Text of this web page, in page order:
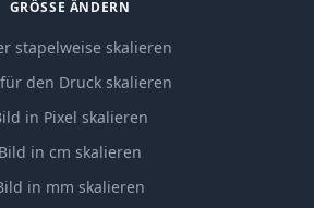
GRÖSSE ÄNDERN
stapelweise skalieren
den Druck skalieren
in Pixel skalieren
Bild in cm skalieren
in mm skalieren